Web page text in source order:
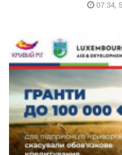
07:34,